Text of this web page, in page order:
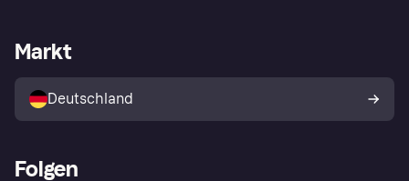
Klarna App
Shops entdecken
Käuferschutzrichtlinie
Dein Widerrufsrecht
Händlerportal
Markt
Deutschland
Folgen